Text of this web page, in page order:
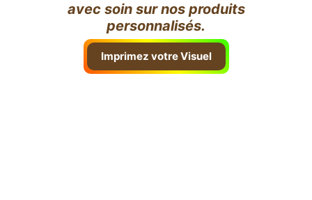
avec soin sur nos produits
personnalisés.
Imprimez votre Visuel